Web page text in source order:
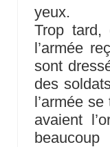
yeux.
Trop
l’armée
sont
des
l’armée
avaient